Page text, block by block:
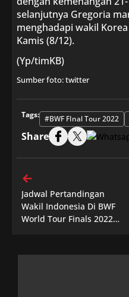
selanjutnya Gregoria
menghadapi wakil
Kamis (8/12).
(Yp/timKB)
Sumber foto: twitter
Tags: #BWF FInal Tour 2022
Share
Jadwal Pertandingan
Wakil Indonesia Di BWF
World Tour Finals 2022